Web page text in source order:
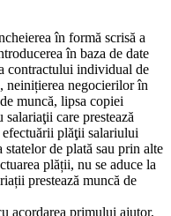
în formă scrisă a
în baza de date
contractului individual de
neinițierea negocierilor în
muncă, lipsa copiei
care prestează
plăţii salariului
de plată sau prin alte
plății, nu se aduce la
prestează muncă de
acordarea primului ajutor,